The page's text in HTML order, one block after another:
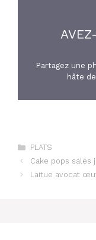
Partagez une
hâte
Catégories
PLATS
Cake pops salés
Laitue avocat